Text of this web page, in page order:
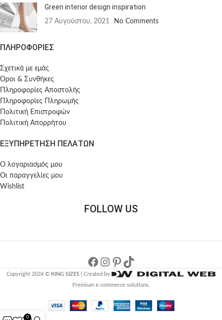
Green interior design inspiration
27 Αυγούστου, 2021 No Comments
ΠΛΗΡΟΦΟΡΙΕΣ
Σχετικά με εμάς
Όροι & Συνθήκες
Πληροφορίες Αποστολής
Πληροφορίες Πληρωμής
Πολιτική Επιστροφών
Πολιτική Απορρήτου
ΕΞΥΠΗΡΕΤΗΣΗ ΠΕΛΑΤΩΝ
Ο λογαριασμός μου
Οι παραγγελίες μου
Wishlist
FOLLOW US
Copyright 2024 © KING SIZES| Created by
Premium e-commerce solutions.
0